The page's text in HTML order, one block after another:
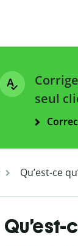
seul
Qu’est-ce